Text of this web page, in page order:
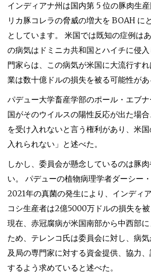
インディアナ州は国内第 5 位の豚肉生
リカ豚コレラの脅威の増大を BOAH に
としています。 米国では既知の症例は
の病気はドミニカ共和国とハイチに侵
門家らは、この病気が米国に大流行す
業は数十億ドルの損失を被る可能性があ
パデュー大学畜産学部のポール・エブ
国がそのウイルスの陽性反応が出た場
を受け入れないと言う権利があり、米
入れられない」と述べた。
しかし、委員会が懸念しているのは豚
い。 パデューの植物病理学者ダーシー・
2021年の真菌の発生により、インディ
コシ生産者は2億5000万ドルの損失を被
現在、赤冠腐病が米国南部から中西部
ため、テレンコ氏は委員会に対し、病
及局の専門家に対する資金提供、協力
するよう求めていると述べた。